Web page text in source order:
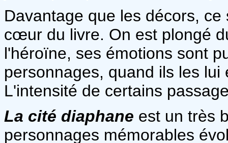
Davantage que les décors,
cœur du livre. On est plongé
l'héroïne, ses émotions sont
personnages, quand ils les
L'intensité de certains
La cité diaphane est un très
personnages mémorables